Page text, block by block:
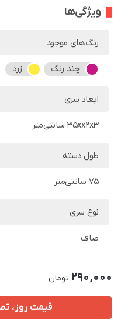
ویژگی‌ها
رنگ‌های موجود
چند رنگ زرد
ابعاد سری
35xx2x3 سانتی‌متر
طول دسته
75 سانتی‌متر
نوع سری
صاف
290,000 تومان
قیمت روز،